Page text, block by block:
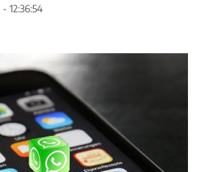
12:36:54